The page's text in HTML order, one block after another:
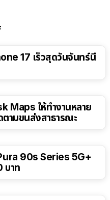
17 เร็วสุดวันจันทร์นี้
Maps ให้ทำงานหลาย
ตามขนส่งสาธารณะ
90s Series 5G+
บาท